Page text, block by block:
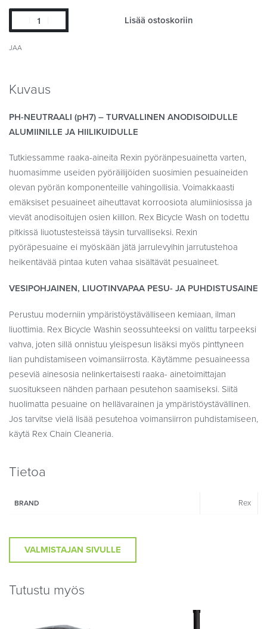
Lisää ostoskoriin
JAA
Kuvaus
PH-NEUTRAALI (pH7) – TURVALLINEN ANODISOIDULLE
ALUMIINILLE JA HIILIKUIDULLE
Tutkiessamme raaka-aineita Rexin pyöränpesuainetta varten,
huomasimme useiden pyöräilijöiden suosimien pesuaineiden
olevan pyörän komponenteille vahingollisia. Voimakkaasti
emäksiset pesuaineet aiheuttavat korroosiota alumiiniosissa ja
vievät anodisoitujen osien kiillon. Rex Bicycle Wash on todettu
pitkissä liuotustesteissä täysin turvalliseksi. Rexin
pyöräpesuaine ei myöskään jätä jarrulevyihin jarrutustehoa
heikentävää pintaa kuten vahaa sisältävät pesuaineet.
VESIPOHJAINEN, LIUOTINVAPAA PESU- JA PUHDISTUSAINE
Perustuu moderniin ympäristöystävälliseen kemiaan, ilman
liuottimia. Rex Bicycle Washin seossuhteeksi on valittu tarpeeksi
vahva, joten sillä onnistuu yleispesun lisäksi myös pinttyneen
lian puhdistamiseen voimansiirrosta. Käytämme pesuaineessa
peseviä ainesosia nelinkertaisesti raaka- ainetoimittajan
suositukseen nähden parhaan pesutehon saamiseksi. Siitä
huolimatta pesuaine on hellävarainen ja ympäristöystävällinen.
Jos tarvitse vielä lisää pesutehoa voimansiirron puhdistamiseen,
käytä Rex Chain Cleaneria.
Tietoa
BRAND Rex
VALMISTAJAN SIVULLE
Tutustu myös